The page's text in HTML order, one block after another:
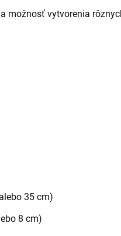
možnosť vytvorenia
35 cm)
8 cm)